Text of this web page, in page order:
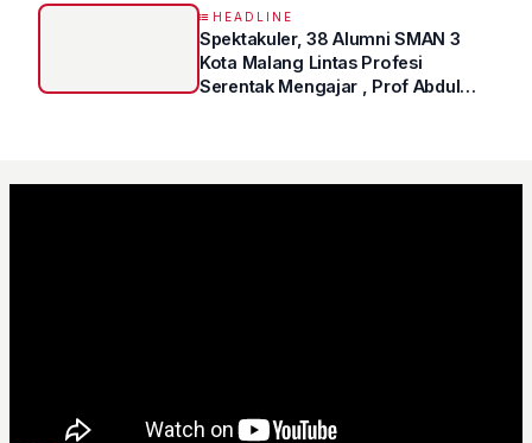
HEADLINE
Spektakuler, 38 Alumni SMAN 3
Kota Malang Lintas Profesi
Serentak Mengajar , Prof Abdul